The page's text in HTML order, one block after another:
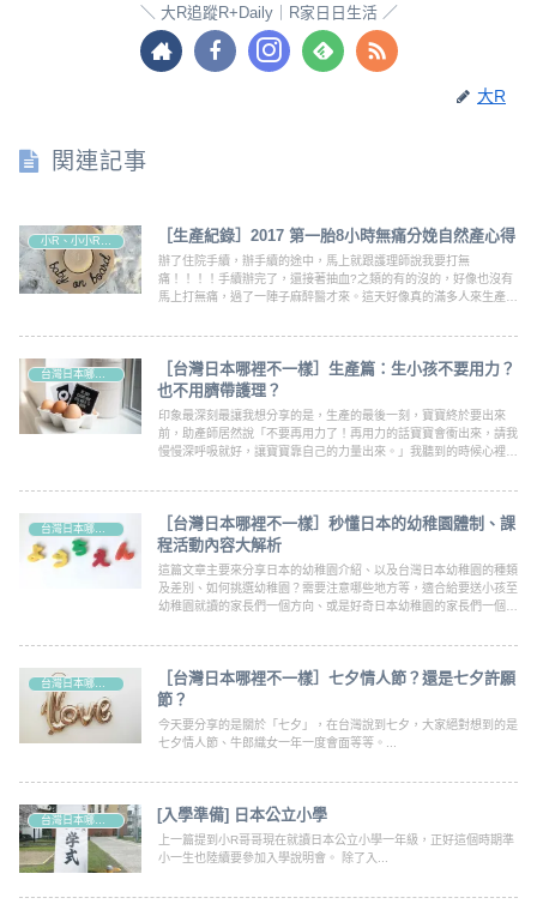
大R追蹤R+Daily｜R家日日生活
大R
関連記事
小R、小小R成長路程 ［生產紀錄］2017 第一胎8小時無痛分娩自然產心得
辦了住院手續，辦手續的途中，馬上就跟護理師說我要打無
痛！！！！手續辦完了，還接著抽血?之類的有的沒的，好像也沒有
馬上打無痛，過了一陣子麻醉醫才來。這天好像真的滿多人來生產，
醫生也來內診，還跟我說很順利，
台灣日本哪裡不一樣？
［台灣日本哪裡不一樣］生產篇：生小孩不要用力？
也不用臍帶護理？
印象最深刻最讓我想分享的是，生產的最後一刻，寶寶終於要出來
前，助產師居然說「不要再用力了！再用力的話寶寶會衝出來，請我
慢慢深呼吸就好，讓寶寶靠自己的力量出來。」我聽到的時候心裡只
台灣日本哪裡不一樣？
［台灣日本哪裡不一樣］秒懂日本的幼稚園體制、課
程活動內容大解析
這篇文章主要來分享日本的幼稚園介紹、以及台灣日本幼稚園的種類
及差別、如何挑選幼稚園？需要注意哪些地方等，適合給要送小孩至
幼稚園就讀的家長們一個方向、或是好奇日本幼稚園的家長們一個參
台灣日本哪裡不一樣？
［台灣日本哪裡不一樣］七夕情人節？還是七夕許願
節？
今天要分享的是關於「七夕」，在台灣說到七夕，大家絕對想到的是
七夕情人節、牛郎織女一年一度會面等等。...
[入學準備] 日本公立小學
上一篇提到小R哥哥現在就讀日本公立小學一年級，正好這個時期準
小一生也陸續要參加入學說明會。 除了入...